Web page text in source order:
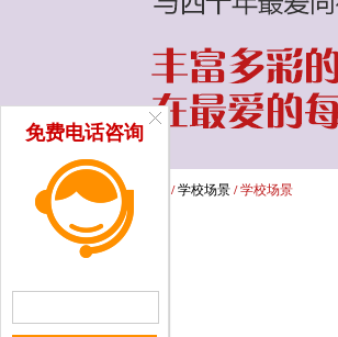
/新闻中心 /学校场景/ 学校场景
免费电话咨询